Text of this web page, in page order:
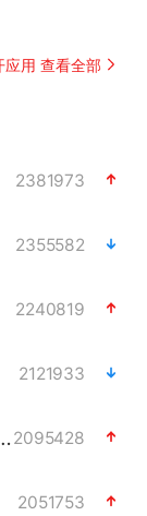
应用 查看全部
2381973
2355582
2240819
2121933
回”你的撤回了！2095428
2051753